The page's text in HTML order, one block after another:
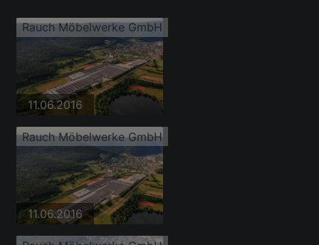
Rauch Möbelwerke GmbH
11.06.2016
Rauch Möbelwerke GmbH
11.06.2016